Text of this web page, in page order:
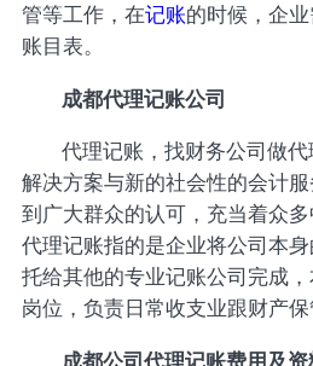
管等工作，在记账的时候，企
账目表。
成都代理记账公司
代理记账，找财务公司做
解决方案与新的社会性的会计
到广大群众的认可，充当着众多
代理记账指的是企业将公司本
托给其他的专业记账公司完成
岗位，负责日常收支业跟财产保